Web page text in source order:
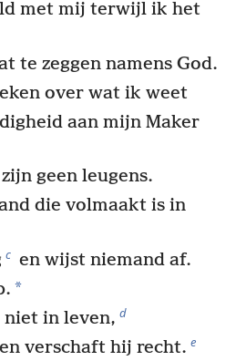
met mij terwijl ik het
te zeggen namens God.
over wat ik weet
aan mijn Maker
geen leugens.
die volmaakt is in
c en wijst niemand af.
*
in leven, d
verschaft hij recht. e